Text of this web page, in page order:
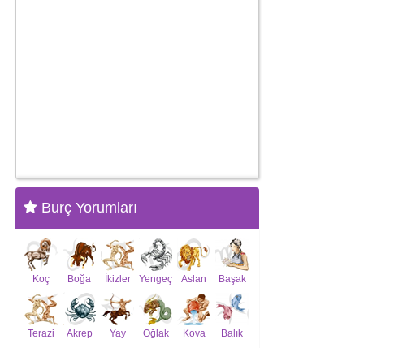
Burç Yorumları
Koç Boğa İkizler Yengeç Aslan Başak
Terazi Akrep Yay Oğlak Kova Balık